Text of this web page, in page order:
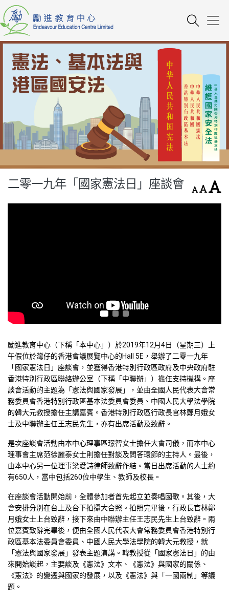
二零一九年「國家憲法日」座談會
勵進教育中心（下稱「本中心」）於2019年12月4日（星期三）上
午假位於灣仔的香港會議展覽中心的Hall 5E，舉辦了二零一九年
「國家憲法日」座談會，並獲得香港特別行政區政府及中央政府駐
香港特別行政區聯絡辦公室（下稱「中聯辦」）擔任支持機構。座
談會活動的主題為「憲法與國家發展」，並由全國人民代表大會常
務委員會香港特別行政區基本法委員會委員、中國人民大學法學院
的韓大元教授擔任主講嘉賓。香港特別行政區行政長官林鄭月娥女
士及中聯辦主任王志民先生，亦有出席活動及致辭。
是次座談會活動由本中心理事區璟智女士擔任大會司儀，而本中心
理事會主席范徐麗泰女士則擔任對談及問答環節的主持人。最後，
由本中心另一位理事梁愛詩律師致辭作結。當日出席活動的人士約
有650人，當中包括260位中學生、教師及校長。
在座談會活動開始前，全體參加者首先起立並奏唱國歌。其後，大
會安排分別在台上及台下拍攝大合照。拍照完畢後，行政長官林鄭
月娥女士上台致辭，接下來由中聯辦主任王志民先生上台致辭。兩
位嘉賓致辭完畢後，便由全國人民代表大會常務委員會香港特別行
政區基本法委員會委員、中國人民大學法學院的韓大元教授，就
「憲法與國家發展」發表主題演講。韓教授從「國家憲法日」的由
來開始談起，主要談及《憲法》文本、《憲法》與國家的關係、
《憲法》的變遷與國家的發展，以及《憲法》與「一國兩制」等議
題。